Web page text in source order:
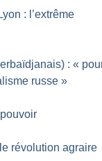
: l’extrême
: «
russe »
révolution agraire